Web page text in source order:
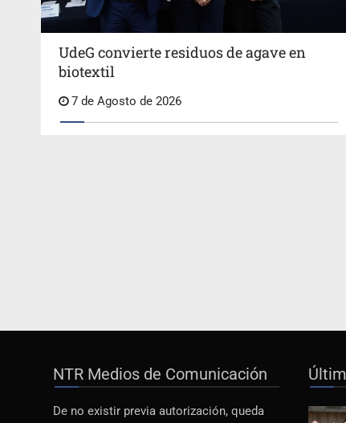
UdeG convierte residuos de agave en
biotextil
7 de Agosto de 2026
NTR Medios de Comunicación
De no existir previa autorización, queda